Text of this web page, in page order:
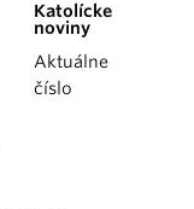
Katolícke
noviny
Aktuálne
číslo